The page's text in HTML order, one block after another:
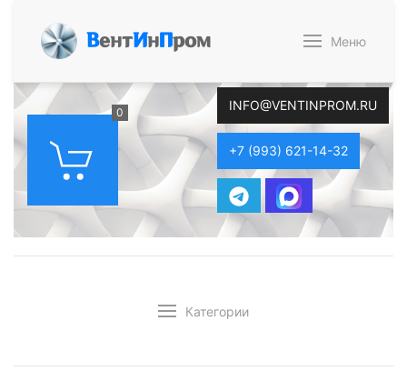
ВентИнПром Меню
0 INFO@VENTINPROM.RU
+7 (993) 621-14-32
Категории